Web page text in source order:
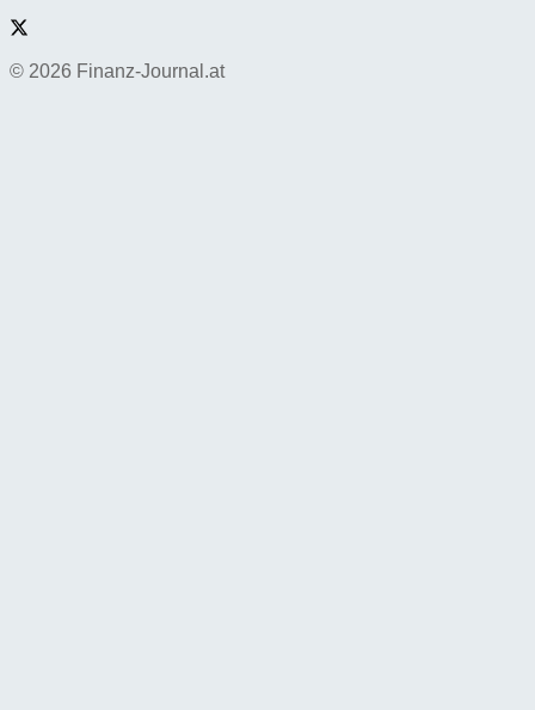
© 2026 Finanz-Journal.at